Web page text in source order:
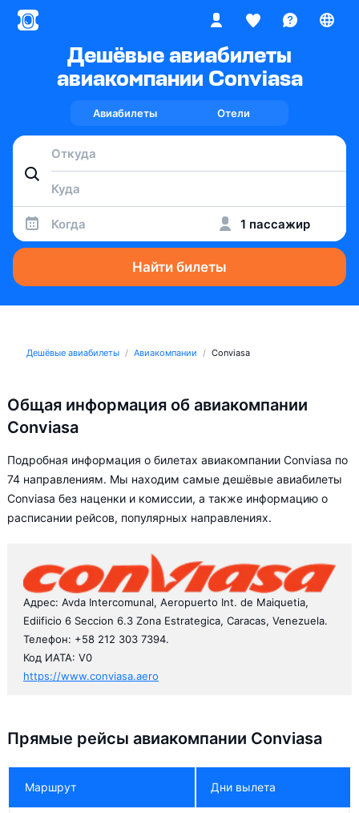
Дешёвые авиабилеты
авиакомпании Conviasa
Авиабилеты Отели
Когда 1 пассажир
Найти билеты
Дешёвые авиабилеты Авиакомпании Conviasa
Общая информация об авиакомпании
Conviasa
Подробная информация о билетах авиакомпании Conviasa по
74 направлениям. Мы находим самые дешёвые авиабилеты
Conviasa без наценки и комиссии, а также информацию о
расписании рейсов, популярных направлениях.
Адрес: Avda Intercomunal, Aeropuerto Int. de Maiquetia,
Ediificio 6 Seccion 6.3 Zona Estrategica, Caracas, Venezuela.
Телефон: +58 212 303 7394.
Код ИАТА: V0
https://www.conviasa.aero
Прямые рейсы авиакомпании Conviasa
Маршрут Дни вылета